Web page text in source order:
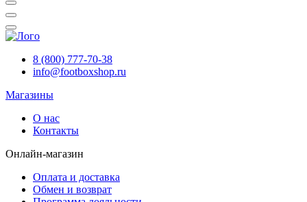
8 (800) 777-70-38
info@footboxshop.ru
Магазины
О нас
Контакты
Онлайн-магазин
Оплата и доставка
Обмен и возврат